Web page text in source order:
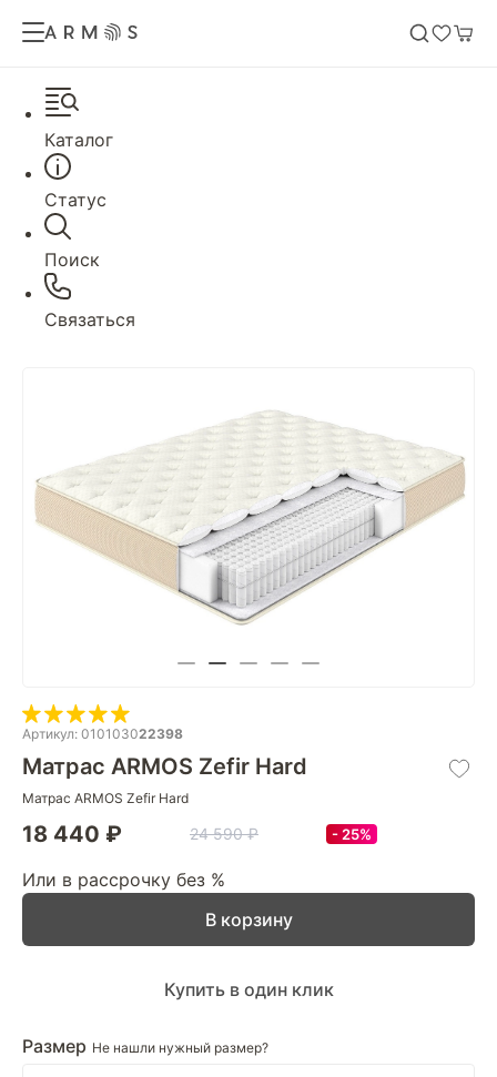
Каталог
Статус
Поиск
Связаться
Артикул: 010103022398
Матрас ARMOS Zefir Hard
Матрас ARMOS Zefir Hard
18 440 ₽ 24 590 ₽ 25%
Или в рассрочку без %
Размер Не нашли нужный размер?
В корзину
Купить в один клик